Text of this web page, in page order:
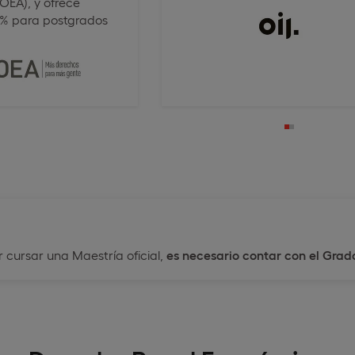
para postgrados
una Maestría oficial, es necesario contar con el